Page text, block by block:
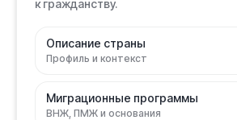
к гражданству.
Описание страны
Профиль и контекст
Миграционные программы
ВНЖ, ПМЖ и основания